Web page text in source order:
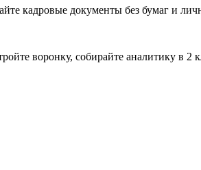
кадровые документы без бумаг и
воронку, собирайте аналитику в 2